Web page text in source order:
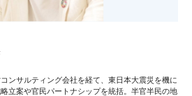
ンサルティング会社を経て、東日本大震災を機に
立案や官民パートナシップを統括。半官半民の地